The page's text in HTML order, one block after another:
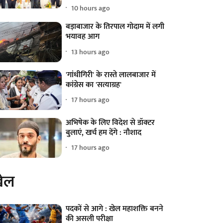
10 hours ago
बड़ाबाजार के तिरपाल गोदाम में लगी
भयावह आग
13 hours ago
'गांधीगिरी' के रास्ते लालबाजार में
कांग्रेस का 'सत्याग्रह'
17 hours ago
अभिषेक के लिए विदेश से डॉक्टर
बुलाएं, खर्च हम देंगे : नौशाद
17 hours ago
पदकों से आगे : खेल महाशक्ति बनने
की असली परीक्षा